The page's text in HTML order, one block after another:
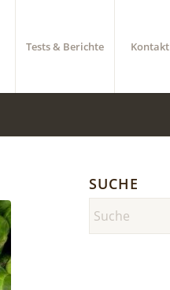
Tests & Berichte Kontakt
SUCHE